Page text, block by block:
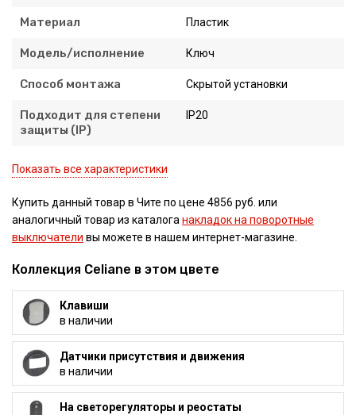
Материал Пластик
Модель/исполнение Ключ
Способ монтажа Скрытой установки
Подходит для степени
защиты (IP)
IP20
Показать все характеристики
Купить данный товар в Чите по цене 4856 руб. или
аналогичный товар из каталоганакладок на поворотные
выключатели вы можете в нашем интернет-магазине.
Коллекция Celiane в этом цвете
Клавиши
в наличии
Датчики присутствия и движения
в наличии
На светорегуляторы и реостаты